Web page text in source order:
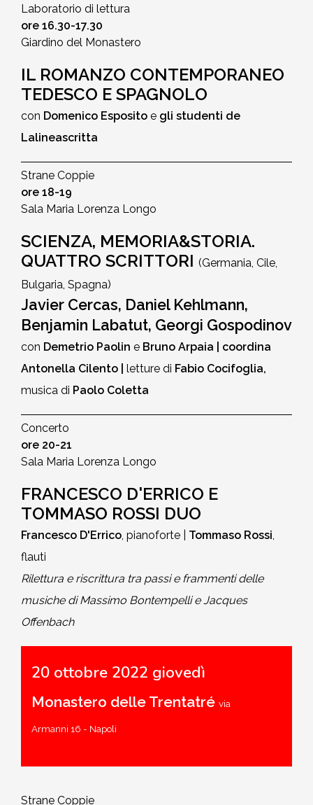
Laboratorio di lettura
ore 16.30-17.30
Giardino del Monastero
IL ROMANZO CONTEMPORANEO
TEDESCO E SPAGNOLO
con Domenico Esposito e gli studenti de
Lalineascritta
Strane Coppie
ore 18-19
Sala Maria Lorenza Longo
SCIENZA, MEMORIA&STORIA.
QUATTRO SCRITTORI (Germania, Cile,
Bulgaria, Spagna)
Javier Cercas, Daniel Kehlmann,
Benjamin Labatut, Georgi Gospodinov
con Demetrio Paolin e Bruno Arpaia | coordina
Antonella Cilento | letture di Fabio Cocifoglia,
musica di Paolo Coletta
Concerto
ore 20-21
Sala Maria Lorenza Longo
FRANCESCO D'ERRICO E
TOMMASO ROSSI DUO
Francesco D'Errico , pianoforte | Tommaso Rossi
flauti
Rilettura e riscrittura tra passi e frammenti delle
musiche di Massimo Bontempelli e Jacques
Offenbach
20 ottobre 2022 giovedì
Monastero delle Trentatré via
Armanni 16 - Napoli
Strane Coppie